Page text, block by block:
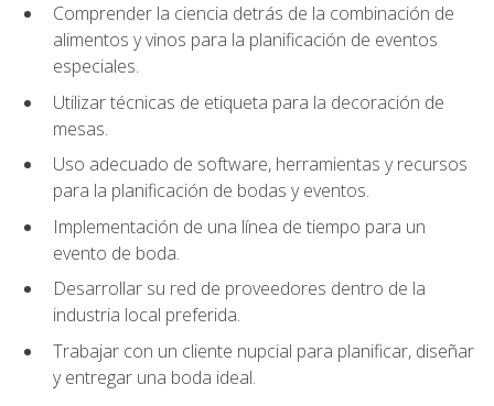
Comprender la ciencia detrás de la combinación de
alimentos y vinos para la planificación de eventos
especiales.
Utilizar técnicas de etiqueta para la decoración de
mesas.
Uso adecuado de software, herramientas y recursos
para la planificación de bodas y eventos.
Implementación de una línea de tiempo para un
evento de boda.
Desarrollar su red de proveedores dentro de la
industria local preferida.
Trabajar con un cliente nupcial para planificar, diseñar
y entregar una boda ideal.